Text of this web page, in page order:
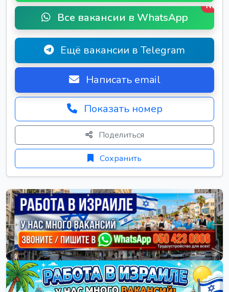
Все вакансии в WhatsApp
New
Ещё вакансии в Telegram
Написать email
Показать номер
Поделиться
Сохранить